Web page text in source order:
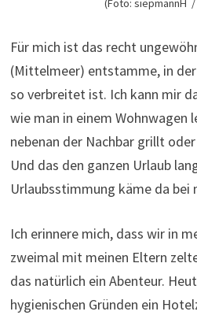
(Foto: siepmannH
Für mich ist das recht
(Mittelmeer) entstamme, in
so verbreitet ist. Ich kann mir
wie man in einem Wohnwagen
nebenan der Nachbar grillt
Und das den ganzen Urlaub
Urlaubsstimmung käme da bei
Ich erinnere mich, dass wir in
zweimal mit meinen Eltern
das natürlich ein Abenteur.
hygienischen Gründen ein